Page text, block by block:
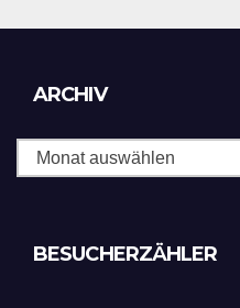
ARCHIV
BESUCHERZÄHLER